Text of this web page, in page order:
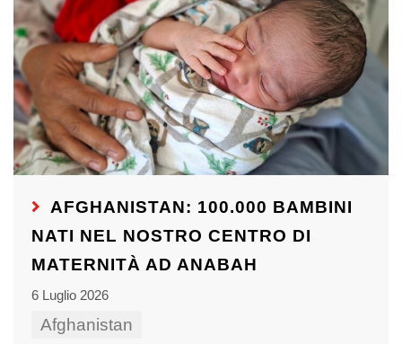
AFGHANISTAN: 100.000 BAMBINI
NATI NEL NOSTRO CENTRO DI
MATERNITÀ AD ANABAH
6 Luglio 2026
Afghanistan